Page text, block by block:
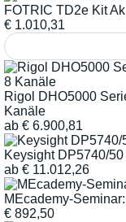
FOTRIC TD2e Kit
€ 1.010,31
Rigol DHO5000
Kanäle
ab € 6.900,81
Keysight DP5740/
ab € 11.012,26
MEcademy-
€ 892,50